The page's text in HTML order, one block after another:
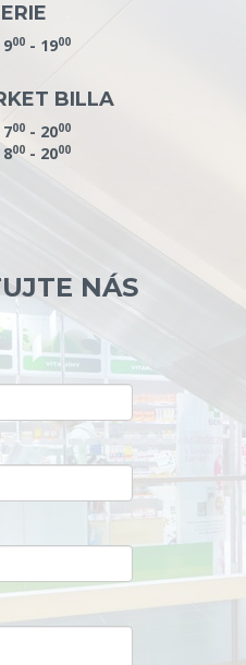
900- 1900
BILLA
700- 2000
800- 2000
NÁS